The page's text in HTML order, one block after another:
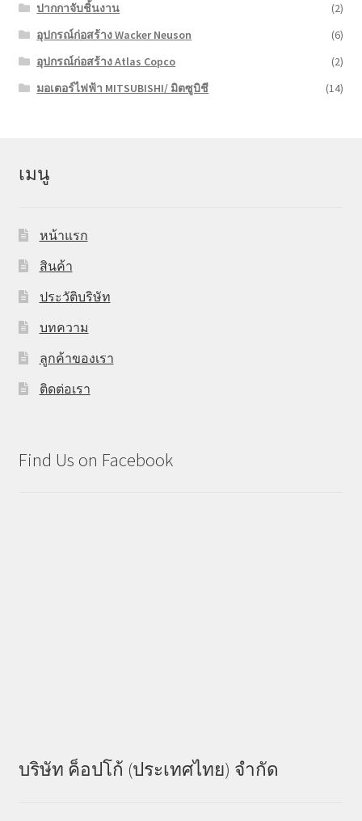
ปากกาจับชิ้นงาน
(2)
อุปกรณ์ก่อสร้าง Wacker Neuson
(6)
อุปกรณ์ก่อสร้าง Atlas Copco
(2)
มอเตอร์ไฟฟ้า MITSUBISHI/ มิตซูบิชี
(14)
เมนู
หน้าแรก
สินค้า
ประวัติบริษัท
บทความ
ลูกค้าของเรา
ติดต่อเรา
Find Us on Facebook
บริษัท ค็อปโก้ (ประเทศไทย) จำกัด